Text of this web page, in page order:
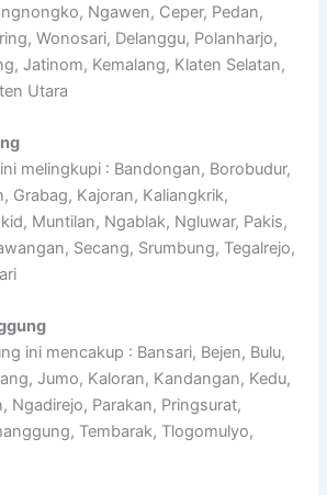
Ngawen, Ceper, Pedan,
Wonosari, Delanggu, Polanharjo,
Jatinom, Kemalang, Klaten Selatan,
Utara
melingkupi : Bandongan, Borobudur,
Grabag, Kajoran, Kaliangkrik,
Muntilan, Ngablak, Ngluwar, Pakis,
Secang, Srumbung, Tegalrejo,
ini mencakup : Bansari, Bejen, Bulu,
Jumo, Kaloran, Kandangan, Kedu,
Ngadirejo, Parakan, Pringsurat,
Tembarak, Tlogomulyo,